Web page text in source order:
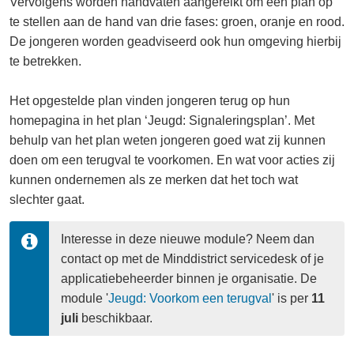
te stellen aan de hand van drie fases: groen, oranje en rood.
De jongeren worden geadviseerd ook hun omgeving hierbij
te betrekken.
Het opgestelde plan vinden jongeren terug op hun
homepagina in het plan ‘Jeugd: Signaleringsplan’. Met
behulp van het plan weten jongeren goed wat zij kunnen
doen om een terugval te voorkomen. En wat voor acties zij
kunnen ondernemen als ze merken dat het toch wat
slechter gaat.
Interesse in deze nieuwe module? Neem dan
contact op met de Minddistrict servicedesk of je
applicatiebeheerder binnen je organisatie. De
module 'Jeugd: Voorkom een terugval ' is per 11
juli beschikbaar.